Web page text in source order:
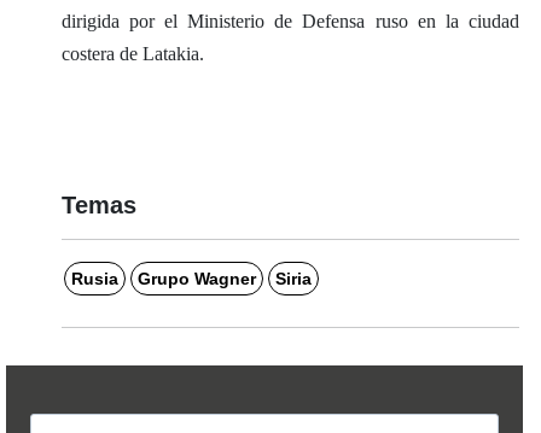
dirigida por el Ministerio de Defensa ruso en la ciudad
costera de Latakia.
Temas
Rusia Grupo Wagner Siria